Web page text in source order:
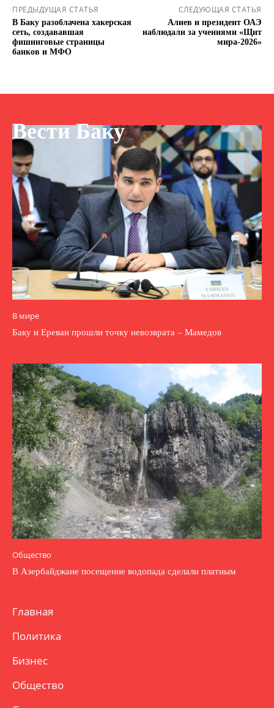
ПРЕДЫДУЩАЯ СТАТЬЯ
В Баку разоблачена хакерская
сеть, создававшая
фишинговые страницы
банков и МФО
СЛЕДУЮЩАЯ СТАТЬЯ
Алиев и президент ОАЭ
наблюдали за учениями «Щит
мира-2026»
Вести Баку
В мире
Баку и Ереван прошли точку невозврата – Мамедов
Общество
В Азербайджане посещение водопада сделали платным
Главная
Политика
Бизнес
Общество